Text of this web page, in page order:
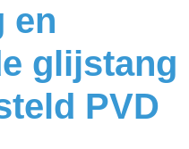
en
glijstang
PVD